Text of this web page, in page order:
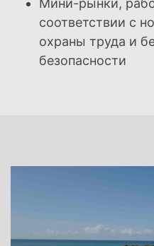
Мини-рынки,
соответствии с
охраны труда и
безопасности